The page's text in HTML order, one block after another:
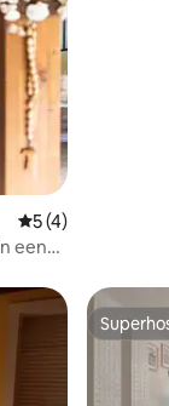
Gemiddelde
5 (4)
een